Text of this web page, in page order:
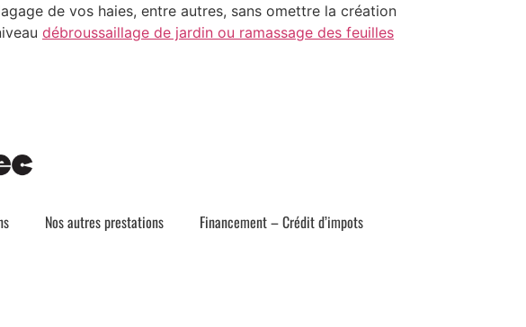
de vos haies, entre autres, sans omettre la création
débroussaillage de jardin ou ramassage des feuilles
Nos autres prestations Financement – Crédit d’impots